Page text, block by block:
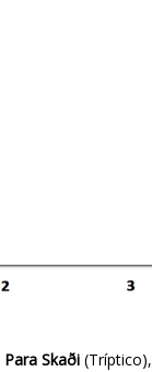
Para Skaði (Tríptico),